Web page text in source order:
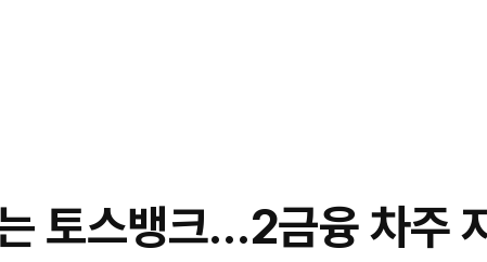
토스뱅크…2금융 차주